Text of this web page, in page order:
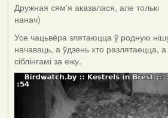
Дружная сям'я аказалася, але толькі
нанач)
Усе чацьвёра злятаюцца ў родную
начаваць, а ўдзень хто разлятаецца, а
сіблінгамі за ежу.